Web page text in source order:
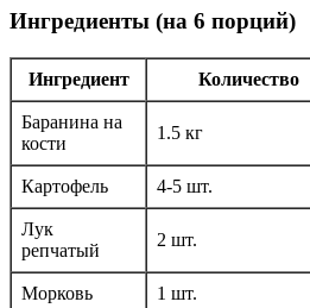
Ингредиенты (на 6 порций)
Ингредиент Количество
Баранина на
кости
1.5 кг
Картофель 4-5 шт.
Лук
репчатый
2 шт.
Морковь 1 шт.